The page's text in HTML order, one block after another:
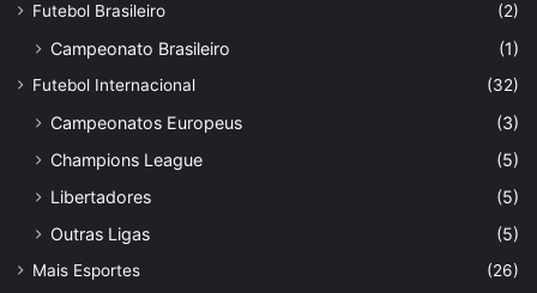
Futebol Brasileiro
(2)
Campeonato Brasileiro (1)
Futebol Internacional (32)
Campeonatos Europeus
(3)
Champions League
(5)
Libertadores
(5)
Outras Ligas
(5)
Mais Esportes (26)